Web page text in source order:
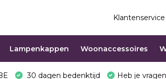
Klantenservice
Lampenkappen Woonaccessoires
30 dagen bedenktijd Heb je